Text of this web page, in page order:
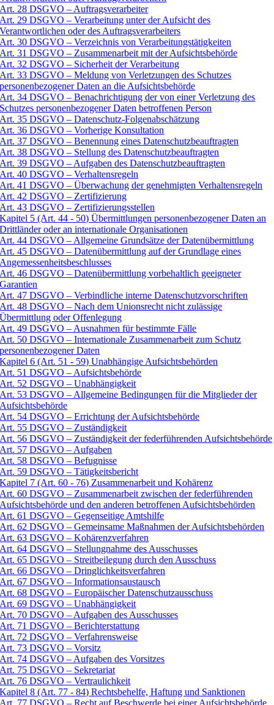
Art. 28 DSGVO – Auftragsverarbeiter
Art. 29 DSGVO – Verarbeitung unter der Aufsicht des
Verantwortlichen oder des Auftragsverarbeiters
Art. 30 DSGVO – Verzeichnis von Verarbeitungstätigkeiten
Art. 31 DSGVO – Zusammenarbeit mit der Aufsichtsbehörde
Art. 32 DSGVO – Sicherheit der Verarbeitung
Art. 33 DSGVO – Meldung von Verletzungen des Schutzes
personenbezogener Daten an die Aufsichtsbehörde
Art. 34 DSGVO – Benachrichtigung der von einer Verletzung des
Schutzes personenbezogener Daten betroffenen Person
Art. 35 DSGVO – Datenschutz-Folgenabschätzung
Art. 36 DSGVO – Vorherige Konsultation
Art. 37 DSGVO – Benennung eines Datenschutzbeauftragten
Art. 38 DSGVO – Stellung des Datenschutzbeauftragten
Art. 39 DSGVO – Aufgaben des Datenschutzbeauftragten
Art. 40 DSGVO – Verhaltensregeln
Art. 41 DSGVO – Überwachung der genehmigten Verhaltensregeln
Art. 42 DSGVO – Zertifizierung
Art. 43 DSGVO – Zertifizierungsstellen
Kapitel 5 (Art. 44 - 50) Übermittlungen personenbezogener Daten an
Drittländer oder an internationale Organisationen
Art. 44 DSGVO – Allgemeine Grundsätze der Datenübermittlung
Art. 45 DSGVO – Datenübermittlung auf der Grundlage eines
Angemessenheitsbeschlusses
Art. 46 DSGVO – Datenübermittlung vorbehaltlich geeigneter
Garantien
Art. 47 DSGVO – Verbindliche interne Datenschutzvorschriften
Art. 48 DSGVO – Nach dem Unionsrecht nicht zulässige
Übermittlung oder Offenlegung
Art. 49 DSGVO – Ausnahmen für bestimmte Fälle
Art. 50 DSGVO – Internationale Zusammenarbeit zum Schutz
personenbezogener Daten
Kapitel 6 (Art. 51 - 59) Unabhängige Aufsichtsbehörden
Art. 51 DSGVO – Aufsichtsbehörde
Art. 52 DSGVO – Unabhängigkeit
Art. 53 DSGVO – Allgemeine Bedingungen für die Mitglieder der
Aufsichtsbehörde
Art. 54 DSGVO – Errichtung der Aufsichtsbehörde
Art. 55 DSGVO – Zuständigkeit
Art. 56 DSGVO – Zuständigkeit der federführenden Aufsichtsbehörde
Art. 57 DSGVO – Aufgaben
Art. 58 DSGVO – Befugnisse
Art. 59 DSGVO – Tätigkeitsbericht
Kapitel 7 (Art. 60 - 76) Zusammenarbeit und Kohärenz
Art. 60 DSGVO – Zusammenarbeit zwischen der federführenden
Aufsichtsbehörde und den anderen betroffenen Aufsichtsbehörden
Art. 61 DSGVO – Gegenseitige Amtshilfe
Art. 62 DSGVO – Gemeinsame Maßnahmen der Aufsichtsbehörden
Art. 63 DSGVO – Kohärenzverfahren
Art. 64 DSGVO – Stellungnahme des Ausschusses
Art. 65 DSGVO – Streitbeilegung durch den Ausschuss
Art. 66 DSGVO – Dringlichkeitsverfahren
Art. 67 DSGVO – Informationsaustausch
Art. 68 DSGVO – Europäischer Datenschutzausschuss
Art. 69 DSGVO – Unabhängigkeit
Art. 70 DSGVO – Aufgaben des Ausschusses
Art. 71 DSGVO – Berichterstattung
Art. 72 DSGVO – Verfahrensweise
Art. 73 DSGVO – Vorsitz
Art. 74 DSGVO – Aufgaben des Vorsitzes
Art. 75 DSGVO – Sekretariat
Art. 76 DSGVO – Vertraulichkeit
Kapitel 8 (Art. 77 - 84) Rechtsbehelfe, Haftung und Sanktionen
Art. 77 DSGVO – Recht auf Beschwerde bei einer Aufsichtsbehörde